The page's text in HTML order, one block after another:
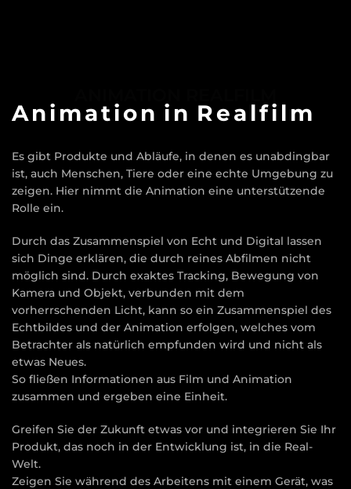
Animation in Realfilm
Es gibt Produkte und Abläufe, in denen es unabdingbar
ist, auch Menschen, Tiere oder eine echte Umgebung zu
zeigen. Hier nimmt die Animation eine unterstützende
Rolle ein.
Durch das Zusammenspiel von Echt und Digital lassen
sich Dinge erklären, die durch reines Abfilmen nicht
möglich sind. Durch exaktes Tracking, Bewegung von
Kamera und Objekt, verbunden mit dem
vorherrschenden Licht, kann so ein Zusammenspiel des
Echtbildes und der Animation erfolgen, welches vom
Betrachter als natürlich empfunden wird und nicht als
etwas Neues.
So fließen Informationen aus Film und Animation
zusammen und ergeben eine Einheit.
Greifen Sie der Zukunft etwas vor und integrieren Sie Ihr
Produkt, das noch in der Entwicklung ist, in die Real-
Welt.
Zeigen Sie während des Arbeitens mit einem Gerät, was